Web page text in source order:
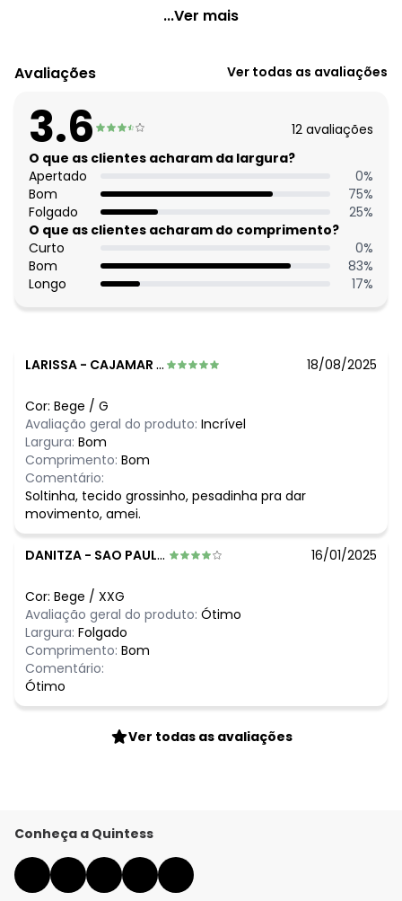
Quintess - Blusa Off White em Malha de Viscose
Modelagem: Solta
Decote frente: Redondo
Comprimento: Tradicional
Material: Malha de Viscose com Elastano
Estação: Ano Inteiro
Situação de Uso: Casual
Composição Material: 96% Viscose, 4% Elastano
Histórico de preços
O preço apresentado abaixo é o menor oferecido em
algum dia do mês, para o menor tamanho disponível.
agosto/2026
N/D*
julho/2026 N/D*
abril/2026 N/D*
fevereiro/2026
...Ver mais
Avaliações Ver todas as avaliações
3.6 12 avaliações
O que as clientes acharam da largura?
Apertado
0%
Bom
75%
Folgado
25%
O que as clientes acharam do comprimento?
Curto
0%
Bom
83%
Longo
17%
LARISSA - CAJAMAR - SP 18/08/2025
Cor: Bege / G
Avaliação geral do produto: Incrível
Largura: Bom
Comprimento: Bom
Comentário:
Soltinha, tecido grossinho, pesadinha pra dar
movimento, amei.
DANITZA - SAO PAULO - SP 16/01/2025
Cor: Bege / XXG
Avaliação geral do produto: Ótimo
Largura: Folgado
Comprimento: Bom
Comentário:
Ótimo
Ver todas as avaliações
Conheça a Quintess